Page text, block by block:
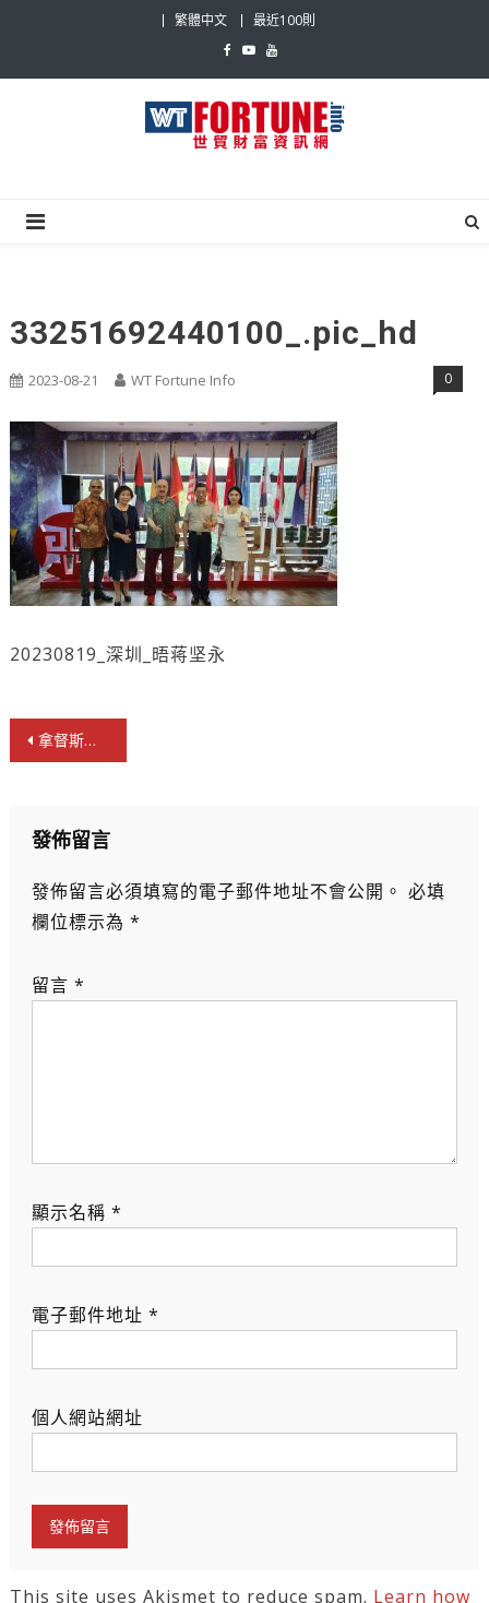
繁體中文 最近100則
33251692440100_.pic_hd
2023-08-21 WT Fortune Info 0
20230819_深圳_晤蒋坚永
文
章
覽
拿督斯里吳罡豪晤原國家宗教局副局長蔣堅永
發佈留言
發佈留言必須填寫的電子郵件地址不會公開。 必填
欄位標示為 *
留言 *
顯示名稱 *
電子郵件地址 *
個人網站網址
This site uses Akismet to reduce spam. Learn how